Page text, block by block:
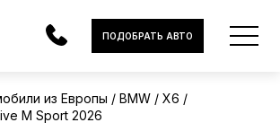
ПОДОБРАТЬ АВТО
из Европы BMW
X6
M Sport 2026